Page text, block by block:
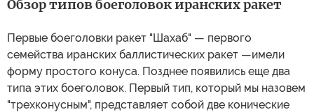
Обзор типов боеголовок иранских ракет
Первые боеголовки ракет "Шахаб" — первого
семейства иранских баллистических ракет —имели
форму простого конуса. Позднее появились еще два
типа этих боеголовок. Первый тип, который мы назовем
"трехконусным", представляет собой две конические